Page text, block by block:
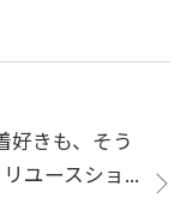
好きも、そう
ユースショ...